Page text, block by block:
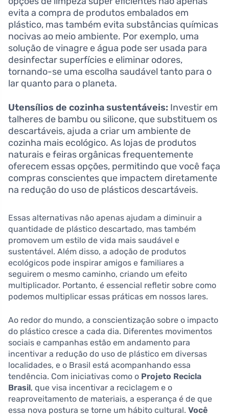
evita a compra de produtos embalados em
plástico, mas também evita substâncias químicas
nocivas ao meio ambiente. Por exemplo, uma
solução de vinagre e água pode ser usada para
desinfectar superfícies e eliminar odores,
tornando-se uma escolha saudável tanto para o
lar quanto para o planeta.
Utensílios de cozinha sustentáveis: Investir em
talheres de bambu ou silicone, que substituem os
descartáveis, ajuda a criar um ambiente de
cozinha mais ecológico. As lojas de produtos
naturais e feiras orgânicas frequentemente
oferecem essas opções, permitindo que você faça
compras conscientes que impactem diretamente
na redução do uso de plásticos descartáveis.
Essas alternativas não apenas ajudam a diminuir a
quantidade de plástico descartado, mas também
promovem um estilo de vida mais saudável e
sustentável. Além disso, a adoção de produtos
ecológicos pode inspirar amigos e familiares a
seguirem o mesmo caminho, criando um efeito
multiplicador. Portanto, é essencial refletir sobre como
podemos multiplicar essas práticas em nossos lares.
Ao redor do mundo, a conscientização sobre o impacto
do plástico cresce a cada dia. Diferentes movimentos
sociais e campanhas estão em andamento para
incentivar a redução do uso de plástico em diversas
localidades, e o Brasil está acompanhando essa
tendência. Com iniciativas como o Projeto Recicla
Brasil, que visa incentivar a reciclagem e o
reaproveitamento de materiais, a esperança é de que
essa nova postura se torne um hábito cultural. Você